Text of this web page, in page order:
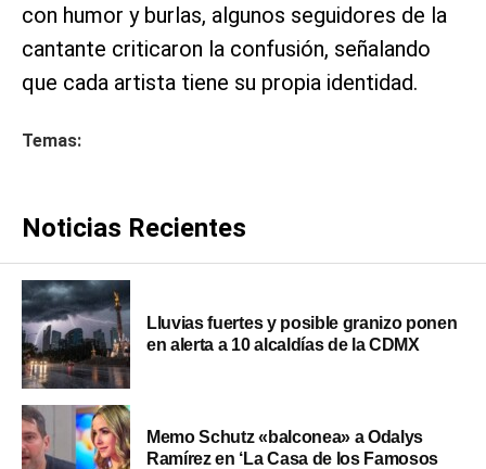
con humor y burlas, algunos seguidores de la
cantante criticaron la confusión, señalando
que cada artista tiene su propia identidad.
Temas:
Noticias Recientes
Lluvias fuertes y posible granizo ponen
en alerta a 10 alcaldías de la CDMX
Memo Schutz «balconea» a Odalys
Ramírez en ‘La Casa de los Famosos